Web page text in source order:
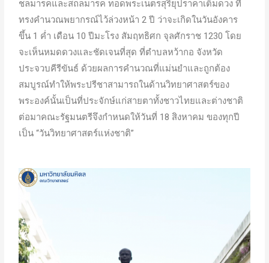
ชลมารคและสถลมารค ทอดพระเนตรสุริยุปราคาเต็มดวง ที่
ทรงคำนวณพยากรณ์ไว้ล่วงหน้า 2 ปี ว่าจะเกิดในวันอังคาร
ขึ้น 1 ค่ำ เดือน 10 ปีมะโรง สัมฤทธิศก จุลศักราช 1230 โดย
จะเห็นหมดดวงและชัดเจนที่สุด ที่ตำบลหว้ากอ จังหวัด
ประจวบคีรีขันธ์ ด้วยผลการคำนวณที่แม่นยำและถูกต้อง
สมบูรณ์ทำให้พระปรีชาสามารถในด้านวิทยาศาสตร์ของ
พระองค์นั้นเป็นที่ประจักษ์แก่สายตาทั้งชาวไทยและต่างชาติ
ต่อมาคณะรัฐมนตรีจึงกำหนดให้วันที่ 18 สิงหาคม ของทุกปี
เป็น “วันวิทยาศาสตร์แห่งชาติ”